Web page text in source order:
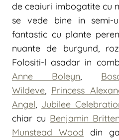
de ceaiuri imbogatite cu
se vede bine in semi-
fantastic cu plante
nuante de burgund,
Folositi-l asadar in
Anne Boleyn,
Wildeve, Princess
Angel, Jubilee
chiar cu Benjamin Britten
Munstead Wood din